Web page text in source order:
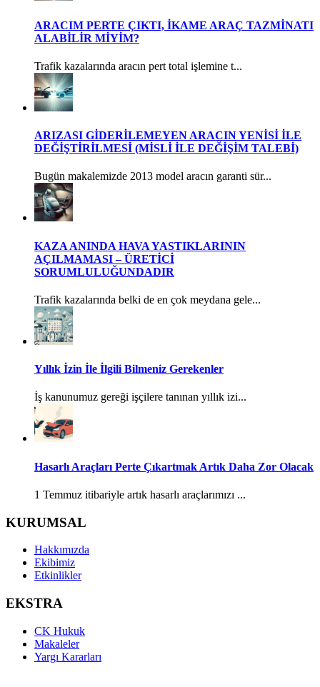
ARACIM PERTE ÇIKTI, İKAME ARAÇ TAZMİNATI
ALABİLİR MİYİM?
Trafik kazalarında aracın pert total işlemine t...
ARIZASI GİDERİLEMEYEN ARACIN YENİSİ İLE
DEĞİŞTİRİLMESİ (MİSLİ İLE DEĞİŞİM TALEBİ)
Bugün makalemizde 2013 model aracın garanti sür...
KAZA ANINDA HAVA YASTIKLARININ
AÇILMAMASI – ÜRETİCİ
SORUMLULUĞUNDADIR
Trafik kazalarında belki de en çok meydana gele...
Yıllık İzin İle İlgili Bilmeniz Gerekenler
İş kanunumuz gereği işçilere tanınan yıllık izi...
Hasarlı Araçları Perte Çıkartmak Artık Daha Zor Olacak
1 Temmuz itibariyle artık hasarlı araçlarımızı ...
KURUMSAL
Hakkımızda
Ekibimiz
Etkinlikler
EKSTRA
CK Hukuk
Makaleler
Yargı Kararları